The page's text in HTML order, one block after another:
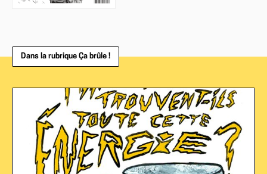
Dans la rubrique Ça brûle !